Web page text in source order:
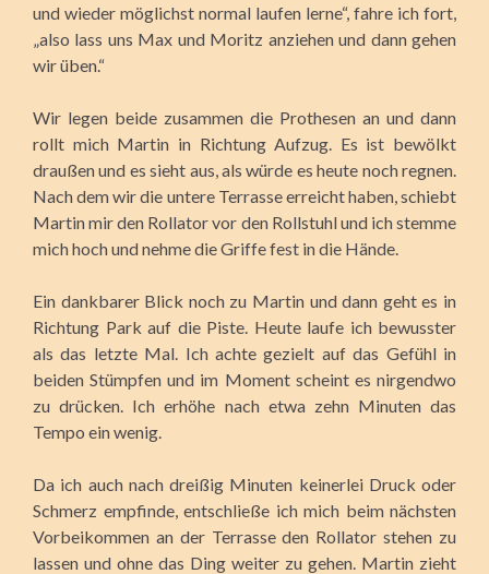
und wieder möglichst normal laufen lerne“, fahre ich fort,
„also lass uns Max und Moritz anziehen und dann gehen
wir üben.“
Wir legen beide zusammen die Prothesen an und dann
rollt mich Martin in Richtung Aufzug. Es ist bewölkt
draußen und es sieht aus, als würde es heute noch regnen.
Nach dem wir die untere Terrasse erreicht haben, schiebt
Martin mir den Rollator vor den Rollstuhl und ich stemme
mich hoch und nehme die Griffe fest in die Hände.
Ein dankbarer Blick noch zu Martin und dann geht es in
Richtung Park auf die Piste. Heute laufe ich bewusster
als das letzte Mal. Ich achte gezielt auf das Gefühl in
beiden Stümpfen und im Moment scheint es nirgendwo
zu drücken. Ich erhöhe nach etwa zehn Minuten das
Tempo ein wenig.
Da ich auch nach dreißig Minuten keinerlei Druck oder
Schmerz empfinde, entschließe ich mich beim nächsten
Vorbeikommen an der Terrasse den Rollator stehen zu
lassen und ohne das Ding weiter zu gehen. Martin zieht